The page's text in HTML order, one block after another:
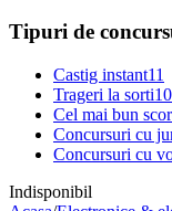
Tipuri de
Castig instant11
Trageri la sorti
Cel mai bun scor
Concursuri cu
Concursuri cu
Indisponibil